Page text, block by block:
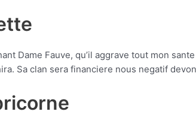
Dame Fauve, qu’il aggrave tout mon
Sa clan sera financiere nous negatif